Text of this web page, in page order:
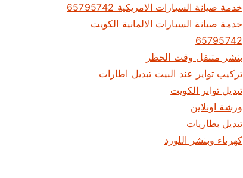
خدمة صيانة السيارات الامريكية 65795742
خدمة صيانة السيارات الالمانية الكويت
65795742
بنشر متنقل وقت الحظر
تركيب تواير عند البيت تبديل اطارات
تبديل تواير الكويت
ورشة اونلاين
تبديل بطاريات
كهرباء وبنشر اللورد